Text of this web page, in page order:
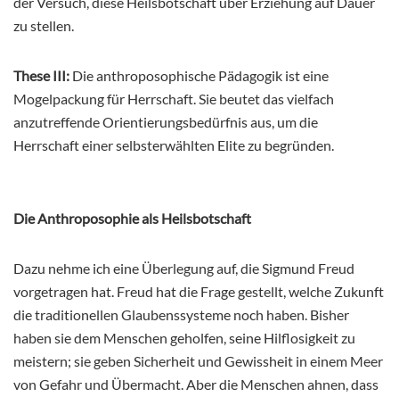
zu stellen.
These III: Die anthroposophische Pädagogik ist eine
Mogelpackung für Herrschaft. Sie beutet das vielfach
anzutreffende Orientierungsbedürfnis aus, um die
Herrschaft einer selbsterwählten Elite zu begründen.
Die Anthroposophie als Heilsbotschaft
Dazu nehme ich eine Überlegung auf, die Sigmund Freud
vorgetragen hat. Freud hat die Frage gestellt, welche Zukunft
die traditionellen Glaubenssysteme noch haben. Bisher
haben sie dem Menschen geholfen, seine Hilflosigkeit zu
meistern; sie geben Sicherheit und Gewissheit in einem Meer
von Gefahr und Übermacht. Aber die Menschen ahnen, dass